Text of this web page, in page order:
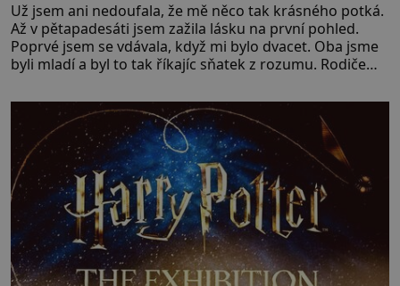
Už jsem ani nedoufala, že mě něco tak krásného potká.
Až v pětapadesáti jsem zažila lásku na první pohled.
Poprvé jsem se vdávala, když mi bylo dvacet. Oba jsme
byli mladí a byl to tak říkajíc sňatek z rozumu. Rodiče
muž. Manželství nám oběma moc nesvědčilo, brzy jsme
zjistili, že